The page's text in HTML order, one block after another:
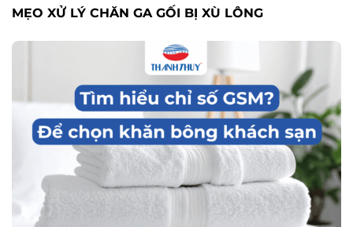
MẸO XỬ LÝ CHĂN GA GỐI BỊ XÙ LÔNG